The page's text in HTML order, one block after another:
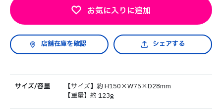
お気に入りに追加
シェアする
サイズ/容量
【サイズ】約 H150×W75×D28mm
【重量】約 123g